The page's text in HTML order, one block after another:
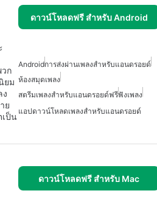
ดาวน์โหลดฟรี สำหรับ Android
ก
ยม
ง
ย
เป็น
Androidการส่งผ่านเพลงสำหรับแอนดรอยด์
ห้องสมุดเพลง
สตรีมเพลงสำหรับแอนดรอยด์ฟรีฟังเพลง
แอปดาวน์โหลดเพลงสำหรับแอนดรอยด์
ดาวน์โหลดฟรี สำหรับ Mac